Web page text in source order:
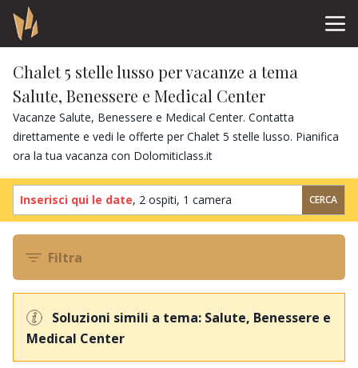
Chalet 5 stelle lusso per vacanze a tema
Salute, Benessere e Medical Center
Vacanze Salute, Benessere e Medical Center. Contatta
direttamente e vedi le offerte per Chalet 5 stelle lusso. Pianifica
ora la tua vacanza con Dolomiticlass.it
Inserisci qui le date, 2 ospiti, 1 camera CERCA
Filtra
Soluzioni simili a tema: Salute, Benessere e
Medical Center